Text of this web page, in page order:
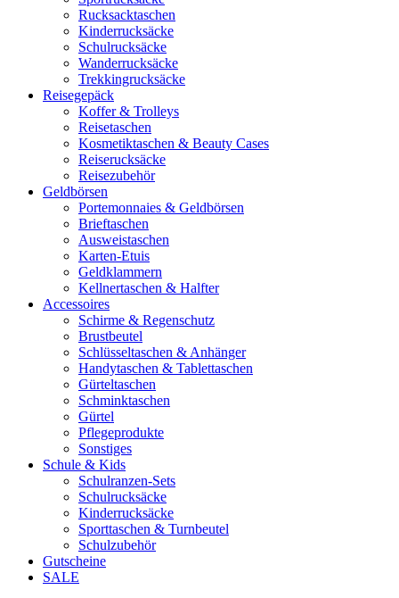
Rucksacktaschen
Kinderrucksäcke
Schulrucksäcke
Wanderrucksäcke
Trekkingrucksäcke
Reisegepäck
Koffer & Trolleys
Reisetaschen
Kosmetiktaschen & Beauty Cases
Reiserucksäcke
Reisezubehör
Geldbörsen
Portemonnaies & Geldbörsen
Brieftaschen
Ausweistaschen
Karten-Etuis
Geldklammern
Kellnertaschen & Halfter
Accessoires
Schirme & Regenschutz
Brustbeutel
Schlüsseltaschen & Anhänger
Handytaschen & Tablettaschen
Gürteltaschen
Schminktaschen
Gürtel
Pflegeprodukte
Sonstiges
Schule & Kids
Schulranzen-Sets
Schulrucksäcke
Kinderrucksäcke
Sporttaschen & Turnbeutel
Schulzubehör
Gutscheine
SALE